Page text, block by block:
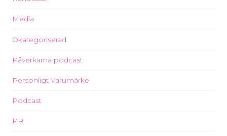
Media
Okategoriserad
Påverkarna podcast
Personligt Varumärke
Podcast
PR